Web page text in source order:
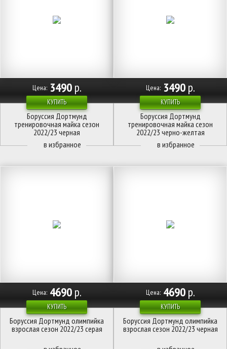
КУПИТЬ
Цена: 3490р.
Боруссия Дортмунд
тренировочная майка сезон
2022/23 черная
КУПИТЬ
Цена: 3490р.
Боруссия Дортмунд
тренировочная майка сезон
2022/23 черно-желтая
КУПИТЬ
Цена: 4690р.
Боруссия Дортмунд олимпийка
взрослая сезон 2022/23 серая
КУПИТЬ
Цена: 4690р.
Боруссия Дортмунд олимпийка
взрослая сезон 2022/23 черная